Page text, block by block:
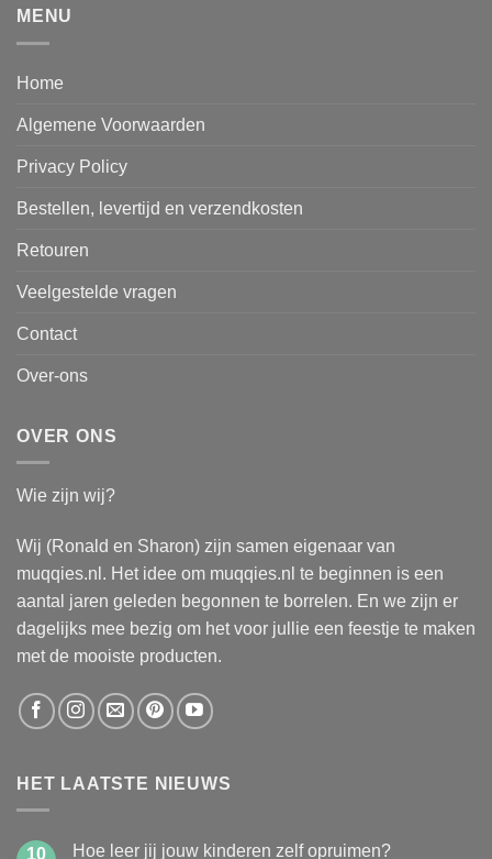
MENU
Home
Algemene Voorwaarden
Privacy Policy
Bestellen, levertijd en verzendkosten
Retouren
Veelgestelde vragen
Contact
Over-ons
OVER ONS
Wie zijn wij?
Wij (Ronald en Sharon) zijn samen eigenaar van
muqqies.nl. Het idee om muqqies.nl te beginnen is een
aantal jaren geleden begonnen te borrelen. En we zijn er
dagelijks mee bezig om het voor jullie een feestje te maken
met de mooiste producten.
HET LAATSTE NIEUWS
10 Hoe leer jij jouw kinderen zelf opruimen?